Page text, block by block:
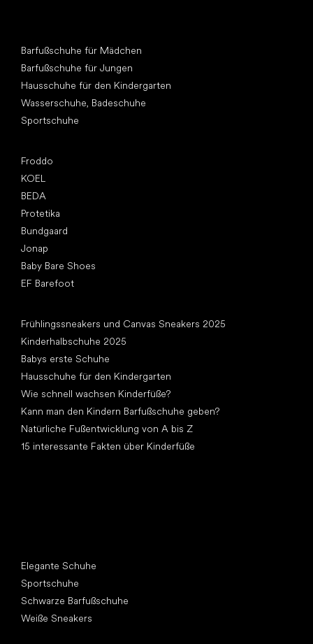
Barfußschuhe für Mädchen
Barfußschuhe für Jungen
Hausschuhe für den Kindergarten
Wasserschuhe, Badeschuhe
Sportschuhe
Froddo
KOEL
BEDA
Protetika
Bundgaard
Jonap
Baby Bare Shoes
EF Barefoot
Frühlingssneakers und Canvas Sneakers 2025
Kinderhalbschuhe 2025
Babys erste Schuhe
Hausschuhe für den Kindergarten
Wie schnell wachsen Kinderfüße?
Kann man den Kindern Barfußschuhe geben?
Natürliche Fußentwicklung von A bis Z
15 interessante Fakten über Kinderfüße
Elegante Schuhe
Sportschuhe
Schwarze Barfußschuhe
Weiße Sneakers